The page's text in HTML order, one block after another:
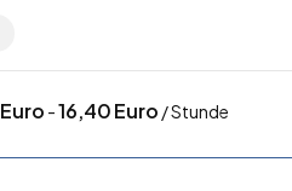
Euro -16,40Euro / Stunde